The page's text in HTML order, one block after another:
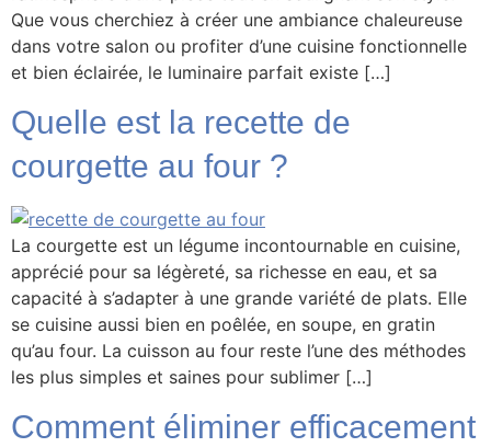
Que vous cherchiez à créer une ambiance chaleureuse
dans votre salon ou profiter d’une cuisine fonctionnelle
et bien éclairée, le luminaire parfait existe […]
Quelle est la recette de
courgette au four ?
La courgette est un légume incontournable en cuisine,
apprécié pour sa légèreté, sa richesse en eau, et sa
capacité à s’adapter à une grande variété de plats. Elle
se cuisine aussi bien en poêlée, en soupe, en gratin
qu’au four. La cuisson au four reste l’une des méthodes
les plus simples et saines pour sublimer […]
Comment éliminer efficacement